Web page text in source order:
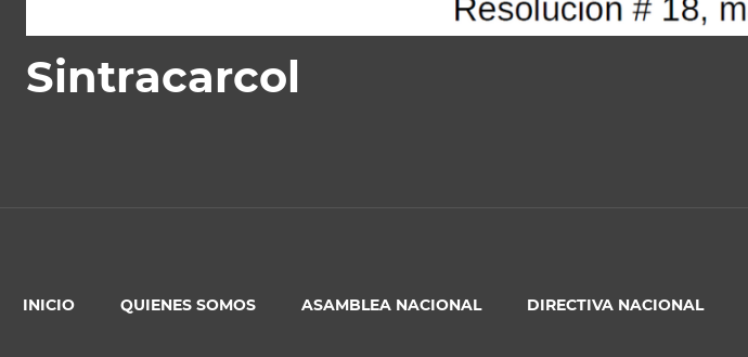
Sintracarcol
INICIO QUIENES SOMOS ASAMBLEA NACIONAL DIRECTIVA NACIONAL